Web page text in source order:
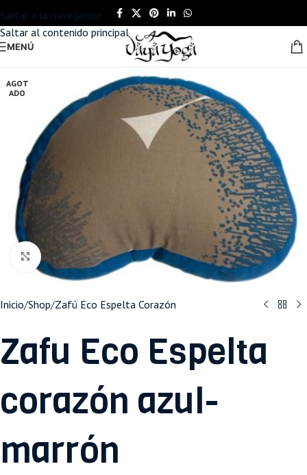
Saltar a la navegación
Saltar al contenido principal
MENÚ
AGOT
ADO
Haga clic para ampliar
Inicio/Shop/Zafú Eco Espelta Corazón
Zafu Eco Espelta
corazón azul-
marrón